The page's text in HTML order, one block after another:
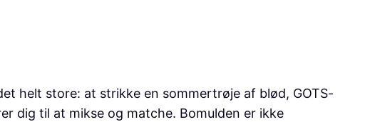
helt store: at strikke en sommertrøje af blød, GOTS-
dig til at mikse og matche. Bomulden er ikke